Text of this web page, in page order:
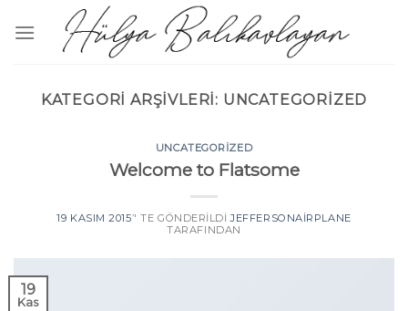
KATEGORI ARŞIVLERI: UNCATEGORIZED
UNCATEGORIZED
Welcome to Flatsome
19 KASIM 2015’' TE GÖNDERILDI JEFFERSONAIRPLANE
TARAFINDAN
19
Kas